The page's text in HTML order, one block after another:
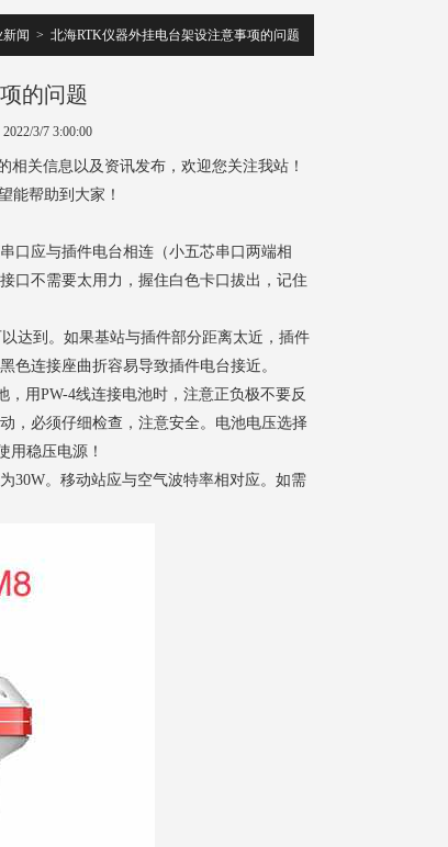
新闻 > 北海RTK仪器外挂电台架设注意事项的问题
的问题
3/7 3:00:00
相关信息以及资讯发布，欢迎您关注我站！
能帮助到大家！
口应与插件电台相连（小五芯串口两端相
口不需要太用力，握住白色卡口拔出，记住
达到。如果基站与插件部分距离太近，插件
色连接座曲折容易导致插件电台接近。
用PW-4线连接电池时，注意正负极不要反
，必须仔细检查，注意安全。电池电压选择
用稳压电源！
30W。移动站应与空气波特率相对应。如需